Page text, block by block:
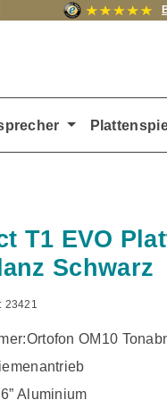
T1 EVO
Schwarz
23421
OM10
Aluminium